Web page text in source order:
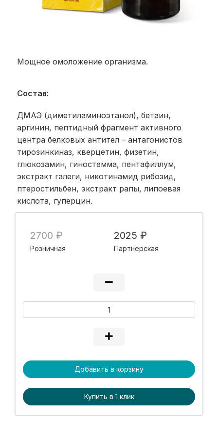
Мощное омоложение организма.
Состав:
ДМАЭ (диметиламиноэтанол), бетаин,
аргинин, пептидный фрагмент активного
центра белковых антител – антагонистов
тирозинкиназ, кверцетин, физетин,
глюкозамин, гиностемма, пентафиллум,
экстракт галеги, никотинамид рибозид,
птеростильбен, экстракт рапы, липоевая
кислота, гуперцин.
2700 ₽
Розничная
2025 ₽
Партнерская
Добавить в корзину
Купить в 1 клик